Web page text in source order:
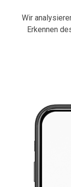
Wir
Erkennen